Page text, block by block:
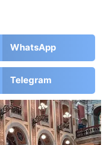
WhatsApp
Telegram